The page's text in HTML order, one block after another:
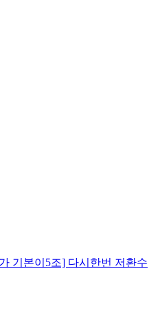
기본이5조] 다시한번 저환수